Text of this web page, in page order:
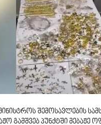
შემოსავლების
გამშვებ პუნქტში მებაჟე